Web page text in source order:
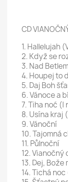
CD
1. Hallelujah
2. Když se
3. Nad
4. Houpej to
5. Daj Boh
6. Vánoce a
7. Tiha noć (I
8. Usína kraj
9. Vánoční
10. Tajomná
11. Půlnoční
12. Vianočný
13. Dej, Bože
14. Tichá